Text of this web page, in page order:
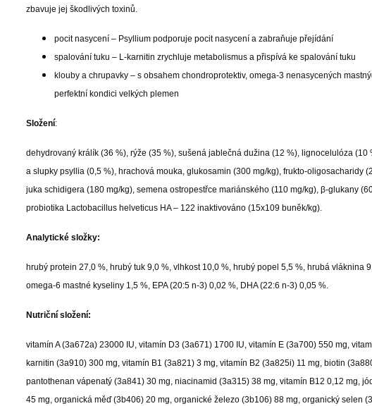
zbavuje jej škodlivých toxinů.
pocit nasycení – Psyllium podporuje pocit nasycení a zabraňuje přejídání
spalování tuku – L-karnitin zrychluje metabolismus a přispívá ke spalování tuku
klouby a chrupavky – s obsahem chondroprotektiv, omega-3 nenasycených
perfektní kondici velkých plemen
Složení:
dehydrovaný králík (36 %), rýže (35 %), sušená jablečná dužina (12 %), lignocelulóza
a slupky psyllia (0,5 %), hrachová mouka, glukosamin (300 mg/kg), frukto-
juka schidigera (180 mg/kg), semena ostropestřce mariánského (110 mg/kg), β-glukany
probiotika Lactobacillus helveticus HA – 122 inaktivováno (15x109 buněk/kg).
Analytické složky:
hrubý protein 27,0 %, hrubý tuk 9,0 %, vlhkost 10,0 %, hrubý popel 5,5 %, hrubá
omega-6 mastné kyseliny 1,5 %, EPA (20:5 n-3) 0,02 %, DHA (22:6 n-3) 0,05 %.
Nutriční složení:
vitamín A (3a672a) 23000 IU, vitamín D3 (3a671) 1700 IU, vitamín E (3a700) 550 mg,
karnitin (3a910) 300 mg, vitamín B1 (3a821) 3 mg, vitamín B2 (3a825i) 11 mg, biotin
pantothenan vápenatý (3a841) 30 mg, niacinamid (3a315) 38 mg, vitamín B12 0,12 mg,
45 mg, organická měď (3b406) 20 mg, organické železo (3b106) 88 mg, organický selen